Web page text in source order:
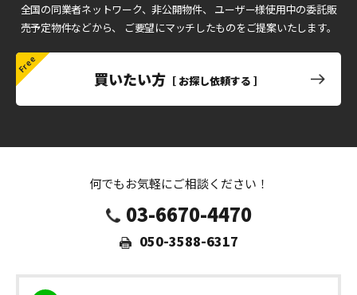
全国の同業者ネットワーク、非公開物件、 ユーザー様使用中の委託販
売予定物件などから、
ご要望にマッチしたものをご提案いたします。
買いたい方［ お探し依頼する ］
何でもお気軽にご相談ください！
03-6670-4470
050-3588-6317